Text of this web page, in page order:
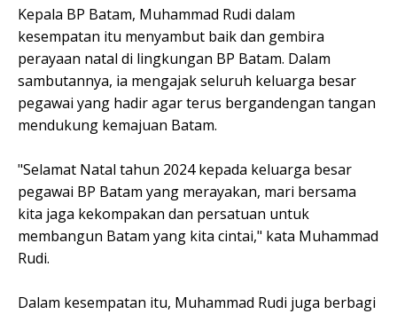
Kepala BP Batam, Muhammad Rudi dalam
kesempatan itu menyambut baik dan gembira
perayaan natal di lingkungan BP Batam. Dalam
sambutannya, ia mengajak seluruh keluarga besar
pegawai yang hadir agar terus bergandengan tangan
mendukung kemajuan Batam.
"Selamat Natal tahun 2024 kepada keluarga besar
pegawai BP Batam yang merayakan, mari bersama
kita jaga kekompakan dan persatuan untuk
membangun Batam yang kita cintai," kata Muhammad
Rudi.
Dalam kesempatan itu, Muhammad Rudi juga berbagi